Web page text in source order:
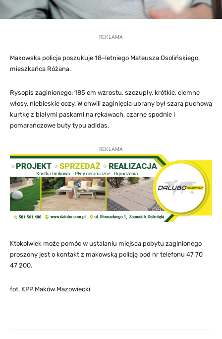
REKLAMA
Makowska policja poszukuje 18–letniego Mateusza Osolińskiego,
mieszkańca Różana.
Rysopis zaginionego: 185 cm wzrostu, szczupły, krótkie, ciemne
włosy, niebieskie oczy. W chwili zaginięcia ubrany był szarą puchową
kurtkę z białymi paskami na rękawach, czarne spodnie i
pomarańczowe buty typu adidas.
REKLAMA
Ktokolwiek może pomóc w ustalaniu miejsca pobytu zaginionego
proszony jest o kontakt z makowską policją pod nr telefonu 47 70
47 200.
fot. KPP Maków Mazowiecki